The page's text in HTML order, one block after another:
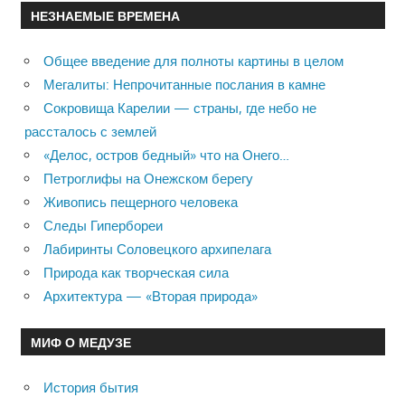
НЕЗНАЕМЫЕ ВРЕМЕНА
Общее введение для полноты картины в целом
Мегалиты: Непрочитанные послания в камне
Сокровища Карелии — страны, где небо не
рассталось с землей
«Делос, остров бедный» что на Онего…
Петроглифы на Онежском берегу
Живопись пещерного человека
Следы Гипербореи
Лабиринты Соловецкого архипелага
Природа как творческая сила
Архитектура — «Вторая природа»
МИФ О МЕДУЗЕ
История бытия